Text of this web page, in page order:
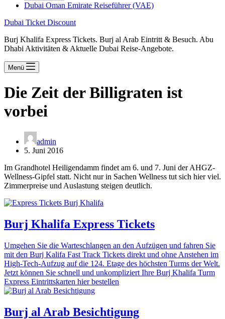
Dubai Oman Emirate Reiseführer (VAE)
Dubai Ticket Discount
Burj Khalifa Express Tickets. Burj al Arab Eintritt & Besuch. Abu
Dhabi Aktivitäten & Aktuelle Dubai Reise-Angebote.
Menü
Die Zeit der Billigraten ist
vorbei
admin
5. Juni 2016
Im Grandhotel Heiligendamm findet am 6. und 7. Juni der AHGZ-
Wellness-Gipfel statt. Nicht nur in Sachen Wellness tut sich hier viel.
Zimmerpreise und Auslastung steigen deutlich.
Burj Khalifa Express Tickets
Umgehen Sie die Warteschlangen an den Aufzügen und fahren Sie
mit den Burj Kalifa Fast Track Tickets direkt und ohne Anstehen im
High-Tech-Aufzug auf die 124. Etage des höchsten Turms der Welt.
Jetzt können Sie schnell und unkompliziert Ihre Burj Khalifa Turm
Express Eintrittskarten hier bestellen
Burj al Arab Besichtigung